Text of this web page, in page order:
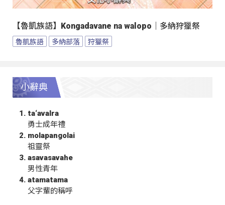
【魯凱族語】Kongadavane na walopo｜多納狩獵祭
魯凱族語 多納部落 狩獵祭
小辭典
ta‘avalra
勇士成年禮
molapangolai
祖靈祭
asavasavahe
男性青年
atamatama
父字輩的稱呼